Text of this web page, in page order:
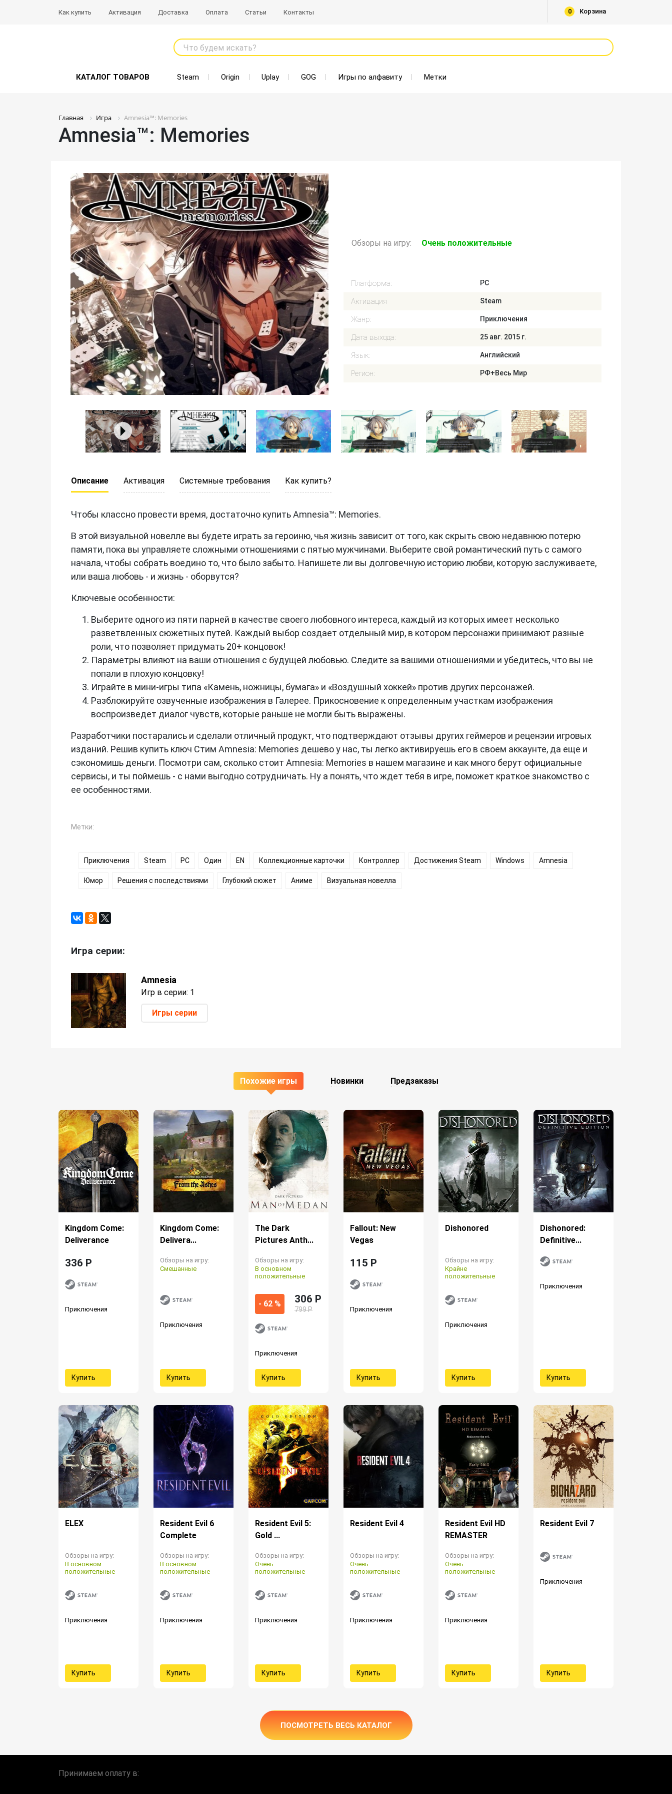
Как купить Активация Доставка Оплата Статьи Контакты Корзина
0
Что будем искать?
КАТАЛОГ ТОВАРОВ Steam Origin Uplay GOG Игры по алфавиту Метки
Главная Игра Amnesia™: Memories
Amnesia™: Memories
Обзоры на игру: Очень положительные
Платформа: PC
Активация Steam
Жанр: Приключения
Дата выхода: 25 авг. 2015 г.
Язык: Английский
Регион: РФ+Весь Мир
Описание Активация Системные требования Как купить?
Чтобы классно провести время, достаточно купить Amnesia™: Memories.
В этой визуальной новелле вы будете играть за героиню, чья жизнь зависит от того, как скрыть свою недавнюю потерю
памяти, пока вы управляете сложными отношениями с пятью мужчинами. Выберите свой романтический путь с самого
начала, чтобы собрать воедино то, что было забыто. Напишете ли вы долговечную историю любви, которую заслуживаете,
или ваша любовь - и жизнь - оборвутся?
Ключевые особенности:
Выберите одного из пяти парней в качестве своего любовного интереса, каждый из которых имеет несколько
разветвленных сюжетных путей. Каждый выбор создает отдельный мир, в котором персонажи принимают разные
роли, что позволяет придумать 20+ концовок!
Параметры влияют на ваши отношения с будущей любовью. Следите за вашими отношениями и убедитесь, что вы не
попали в плохую концовку!
Играйте в мини-игры типа «Камень, ножницы, бумага» и «Воздушный хоккей» против других персонажей.
Разблокируйте озвученные изображения в Галерее. Прикосновение к определенным участкам изображения
воспроизведет диалог чувств, которые раньше не могли быть выражены.
Разработчики постарались и сделали отличный продукт, что подтверждают отзывы других геймеров и рецензии игровых
изданий. Решив купить ключ Стим Amnesia: Memories дешево у нас, ты легко активируешь его в своем аккаунте, да еще и
сэкономишь деньги. Посмотри сам, сколько стоит Amnesia: Memories в нашем магазине и как много берут официальные
сервисы, и ты поймешь - с нами выгодно сотрудничать. Ну а понять, что ждет тебя в игре, поможет краткое знакомство с
ее особенностями.
Метки:
Приключения Steam PC Один EN Коллекционные карточки Контроллер Достижения Steam Windows Amnesia
Юмор Решения с последствиями Глубокий сюжет Аниме Визуальная новелла
Игра серии:
Amnesia
Игр в серии: 1
Игры серии
Похожие игры Новинки Предзаказы
Kingdom Come:
Deliverance
336 P
Приключения
Купить
Kingdom Come:
Delivera...
Обзоры на игру:
Смешанные
Приключения
Купить
The Dark
Pictures Anth...
Обзоры на игру:
В основном
положительные
- 62 % 306 P
799 Р
Приключения
Купить
Fallout: New
Vegas
115 P
Приключения
Купить
Dishonored
Обзоры на игру:
Крайне
положительные
Приключения
Купить
Dishonored:
Definitive...
Приключения
Купить
ELEX
Обзоры на игру:
В основном
положительные
Приключения
Купить
Resident Evil 6
Complete
Обзоры на игру:
В основном
положительные
Приключения
Купить
Resident Evil 5:
Gold ...
Обзоры на игру:
Очень
положительные
Приключения
Купить
Resident Evil 4
Обзоры на игру:
Очень
положительные
Приключения
Купить
Resident Evil HD
REMASTER
Обзоры на игру:
Очень
положительные
Приключения
Купить
Resident Evil 7
Приключения
Купить
ПОСМОТРЕТЬ ВЕСЬ КАТАЛОГ
Принимаем оплату в: